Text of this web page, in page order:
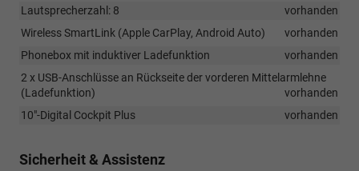
Lautsprecherzahl: 8
vorhanden
Wireless SmartLink (Apple CarPlay, Android Auto)
vorhanden
Phonebox mit induktiver Ladefunktion
vorhanden
2 x USB-Anschlüsse an Rückseite der vorderen Mittelarmlehne
(Ladefunktion)
vorhanden
10"-Digital Cockpit Plus
vorhanden
Sicherheit & Assistenz